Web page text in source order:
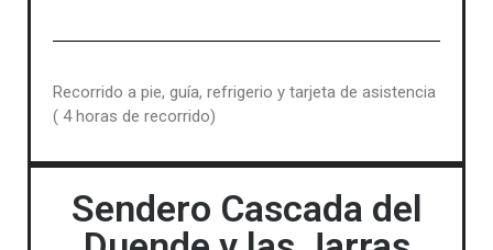
Recorrido a pie, guía, refrigerio y tarjeta de asistencia
( 4 horas de recorrido)
Sendero Cascada del